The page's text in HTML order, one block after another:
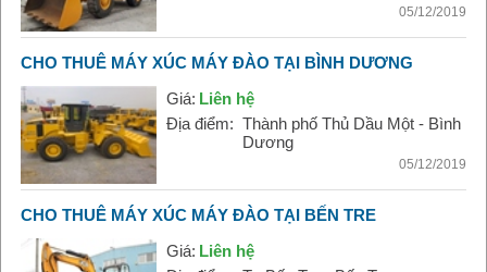
05/12/2019
CHO THUÊ MÁY XÚC MÁY ĐÀO TẠI BÌNH DƯƠNG
Giá: Liên hệ
Địa điểm: Thành phố Thủ Dầu Một - Bình
Dương
05/12/2019
CHO THUÊ MÁY XÚC MÁY ĐÀO TẠI BẾN TRE
Giá: Liên hệ